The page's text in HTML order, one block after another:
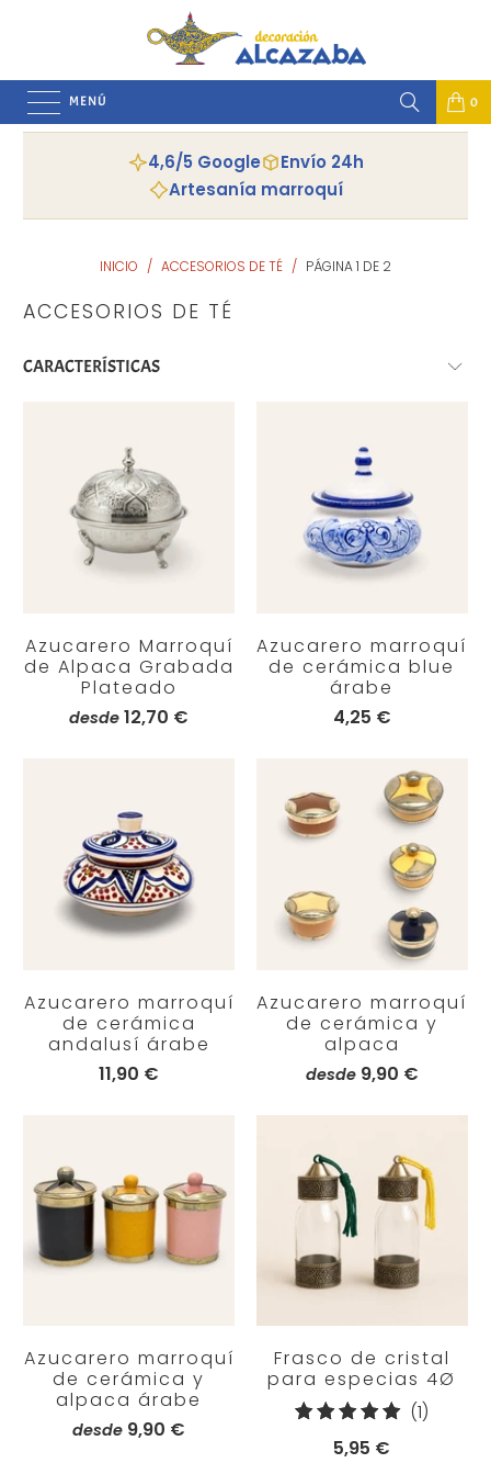
MENÚ 0
4,6/5 Google
Envío 24h
Artesanía marroquí
INICIO / ACCESORIOS DE TÉ / PÁGINA 1 DE 2
ACCESORIOS DE TÉ
Azucarero Marroquí
de Alpaca Grabada
Plateado
desde 12,70 €
Azucarero marroquí
de cerámica blue
árabe
4,25 €
Azucarero marroquí
de cerámica
andalusí árabe
11,90 €
Azucarero marroquí
de cerámica y
alpaca
desde 9,90 €
Azucarero marroquí
de cerámica y
alpaca árabe
desde 9,90 €
Frasco de cristal
para especias 4Ø
(1)
5,95 €